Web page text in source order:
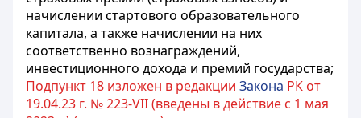
начислении стартового образовательного
капитала, а также начислении на них
соответственно вознаграждений,
инвестиционного дохода и премий государства;
Подпункт 18 изложен в редакции Закона РК от
19.04.23 г. № 223-VII (введены в действие с 1 мая